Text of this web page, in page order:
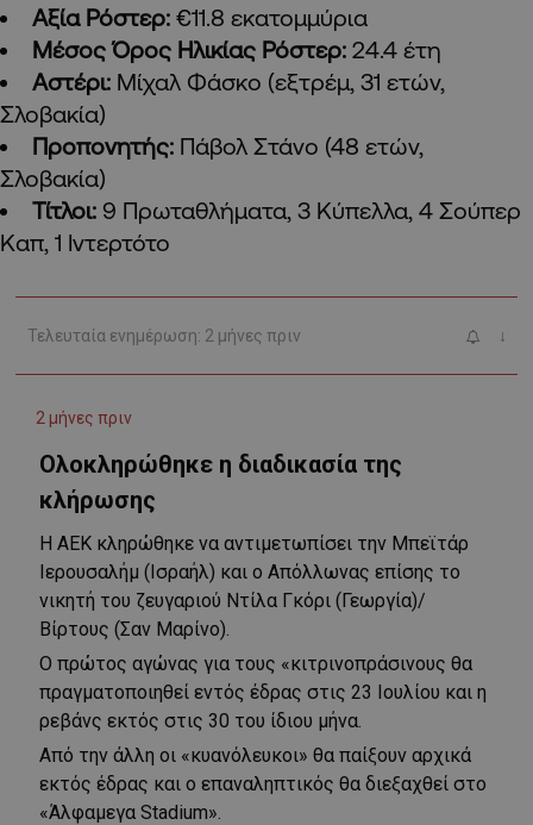
Αξία Ρόστερ: €11.8 εκατομμύρια
Μέσος Όρος Ηλικίας Ρόστερ: 24.4 έτη
Αστέρι: Μίχαλ Φάσκο (εξτρέμ, 31 ετών,
Σλοβακία)
Προπονητής: Πάβολ Στάνο (48 ετών,
Σλοβακία)
Τίτλοι: 9 Πρωταθλήματα, 3 Κύπελλα, 4 Σούπερ
Καπ, 1 Ιντερτότο